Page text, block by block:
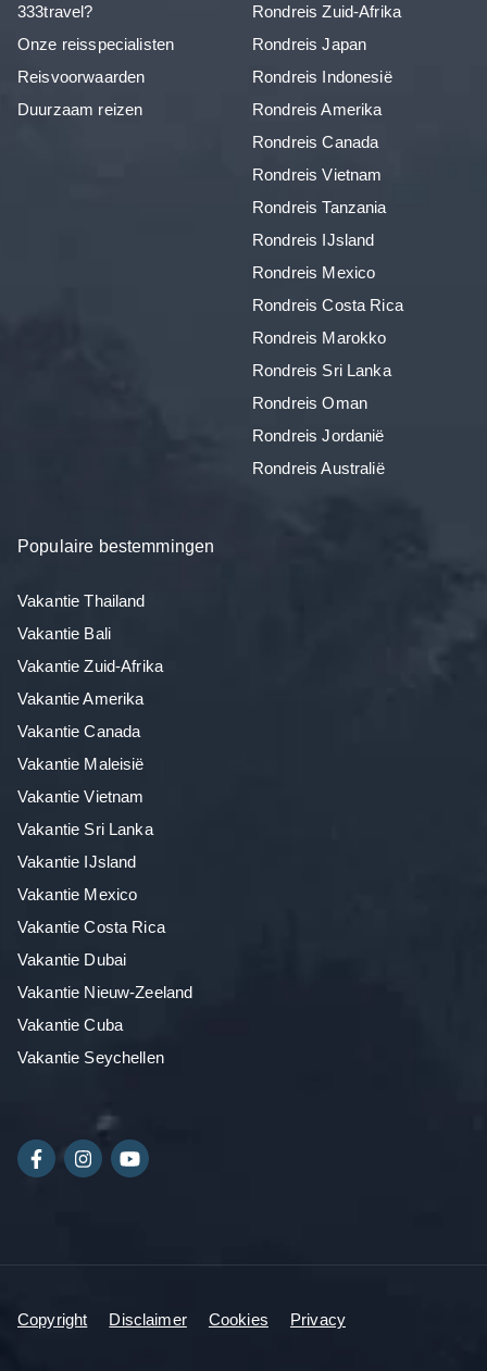
333travel?
Onze reisspecialisten
Reisvoorwaarden
Duurzaam reizen
Rondreis Zuid-Afrika
Rondreis Japan
Rondreis Indonesië
Rondreis Amerika
Rondreis Canada
Rondreis Vietnam
Rondreis Tanzania
Rondreis IJsland
Rondreis Mexico
Rondreis Costa Rica
Rondreis Marokko
Rondreis Sri Lanka
Rondreis Oman
Rondreis Jordanië
Rondreis Australië
Populaire bestemmingen
Vakantie Thailand
Vakantie Bali
Vakantie Zuid-Afrika
Vakantie Amerika
Vakantie Canada
Vakantie Maleisië
Vakantie Vietnam
Vakantie Sri Lanka
Vakantie IJsland
Vakantie Mexico
Vakantie Costa Rica
Vakantie Dubai
Vakantie Nieuw-Zeeland
Vakantie Cuba
Vakantie Seychellen
Copyright Disclaimer Cookies Privacy